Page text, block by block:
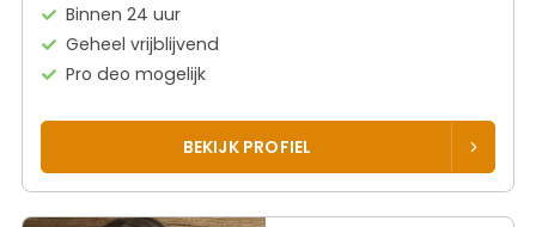
Binnen 24 uur
Geheel vrijblijvend
Pro deo mogelijk
BEKIJK PROFIEL